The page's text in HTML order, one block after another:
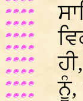
ਨੂੰ,